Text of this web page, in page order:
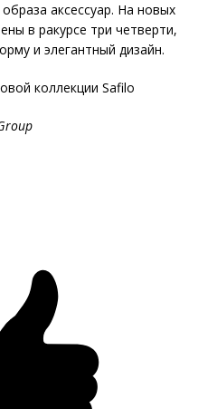
аксессуар. На новых
в ракурсе три четверти,
и элегантный дизайн.